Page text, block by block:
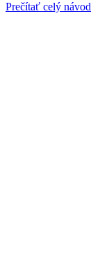
Prečítať celý návod